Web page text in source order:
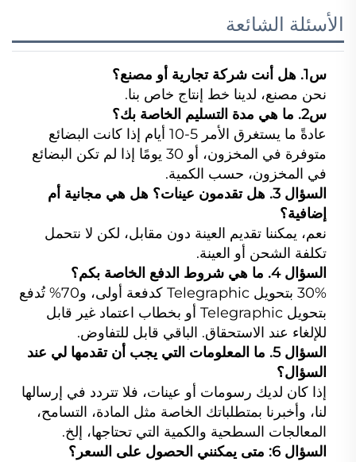
الأسئلة الشائعة
س1. هل أنت شركة تجارية أو مصنع؟
نحن مصنع، لدينا خط إنتاج خاص بنا.
س2. ما هي مدة التسليم الخاصة بك؟
عادةً ما يستغرق الأمر 5-10 أيام إذا كانت البضائع
متوفرة في المخزون، أو 30 يومًا إذا لم تكن البضائع
في المخزون، حسب الكمية.
السؤال 3. هل تقدمون عينات؟ هل هي مجانية أم
إضافية؟
نعم، يمكننا تقديم العينة دون مقابل، لكن لا نتحمل
تكلفة الشحن أو العينة.
السؤال 4. ما هي شروط الدفع الخاصة بكم؟
30% بتحويل Telegraphic كدفعة أولى، و70% تُدفع
بتحويل Telegraphic أو بخطاب اعتماد غير قابل
للإلغاء عند الاستحقاق. الباقي قابل للتفاوض.
السؤال 5. ما المعلومات التي يجب أن تقدمها لي عند
السؤال؟
إذا كان لديك رسومات أو عينات، فلا تتردد في إرسالها
لنا، وأخبرنا بمتطلباتك الخاصة مثل المادة، التسامح،
المعالجات السطحية والكمية التي تحتاجها، إلخ.
السؤال 6: متى يمكنني الحصول على السعر؟